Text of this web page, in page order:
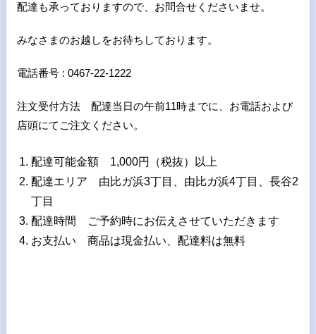
配達も承っておりますので、お問合せくださいませ。
みなさまのお越しをお待ちしております。
電話番号 : 0467-22-1222
注文受付方法 配達当日の午前11時までに、お電話および
店頭にてご注文ください。
配達可能金額 1,000円（税抜）以上
配達エリア 由比ガ浜3丁目、由比ガ浜4丁目、長谷2
丁目
配達時間 ご予約時にお伝えさせていただきます
お支払い 商品は現金払い、配達料は無料